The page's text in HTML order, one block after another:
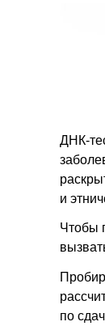
ДНК-
и
Чтобы
по